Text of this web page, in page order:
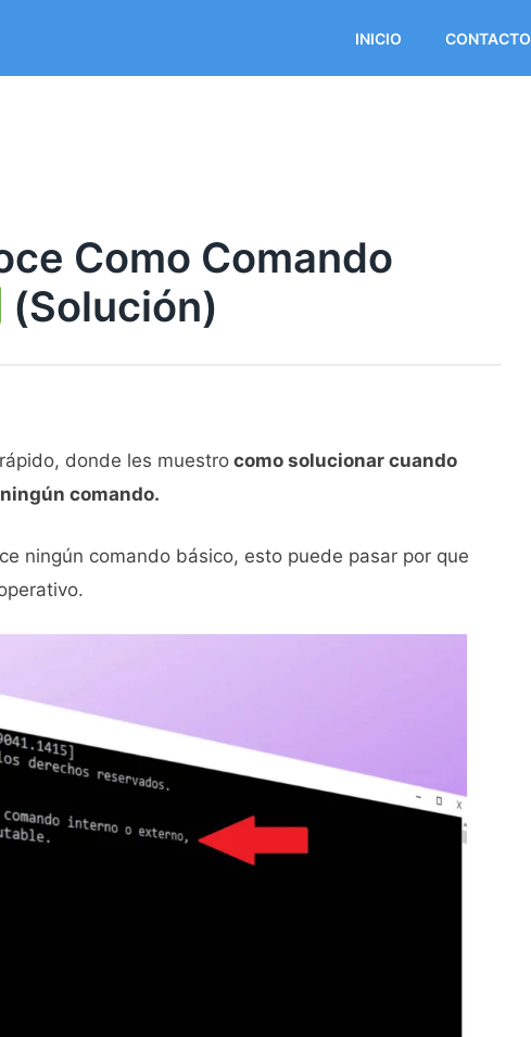
INICIO CONTACTO
Como Comando
(Solución)
donde les muestro como solucionar cuando
comando.
ningún comando básico, esto puede pasar por que